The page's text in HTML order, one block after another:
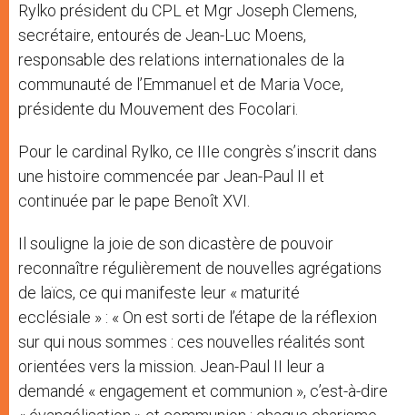
Rylko président du CPL et Mgr Joseph Clemens,
secrétaire, entourés de Jean-Luc Moens,
responsable des relations internationales de la
communauté de l’Emmanuel et de Maria Voce,
présidente du Mouvement des Focolari.
Pour le cardinal Rylko, ce IIIe congrès s’inscrit dans
une histoire commencée par Jean-Paul II et
continuée par le pape Benoît XVI.
Il souligne la joie de son dicastère de pouvoir
reconnaître régulièrement de nouvelles agrégations
de laïcs, ce qui manifeste leur « maturité
ecclésiale » : « On est sorti de l’étape de la réflexion
sur qui nous sommes : ces nouvelles réalités sont
orientées vers la mission. Jean-Paul II leur a
demandé « engagement et communion », c’est-à-dire